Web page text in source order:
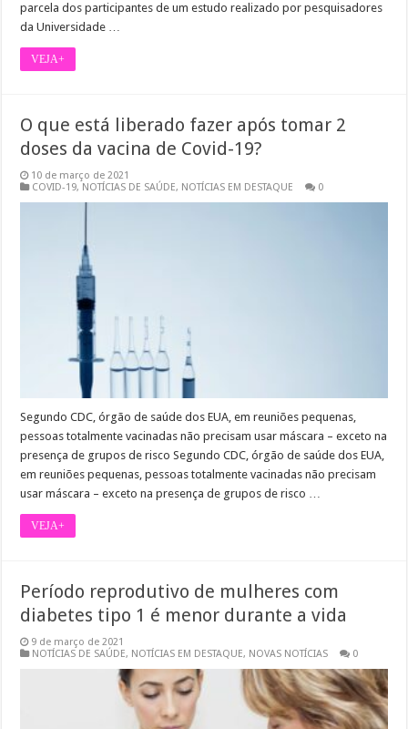
parcela dos participantes de um estudo realizado por pesquisadores
da Universidade …
VEJA+
O que está liberado fazer após tomar 2
doses da vacina de Covid-19?
10 de março de 2021
COVID-19, NOTÍCIAS DE SAÚDE, NOTÍCIAS EM DESTAQUE 0
Segundo CDC, órgão de saúde dos EUA, em reuniões pequenas,
pessoas totalmente vacinadas não precisam usar máscara – exceto na
presença de grupos de risco Segundo CDC, órgão de saúde dos EUA,
em reuniões pequenas, pessoas totalmente vacinadas não precisam
usar máscara – exceto na presença de grupos de risco …
VEJA+
Período reprodutivo de mulheres com
diabetes tipo 1 é menor durante a vida
9 de março de 2021
NOTÍCIAS DE SAÚDE, NOTÍCIAS EM DESTAQUE, NOVAS NOTÍCIAS 0